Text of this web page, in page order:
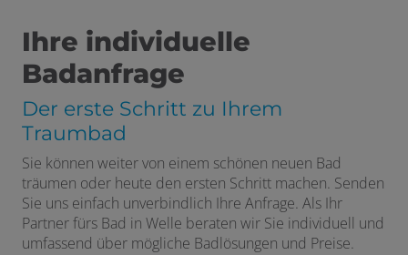
Ihre individuelle
Badanfrage
Der erste Schritt zu Ihrem
Traumbad
Sie können weiter von einem schönen neuen Bad
träumen oder heute den ersten Schritt machen. Senden
Sie uns einfach unverbindlich Ihre Anfrage. Als Ihr
Partner fürs Bad in Welle beraten wir Sie individuell und
umfassend über mögliche Badlösungen und Preise.
und schließen